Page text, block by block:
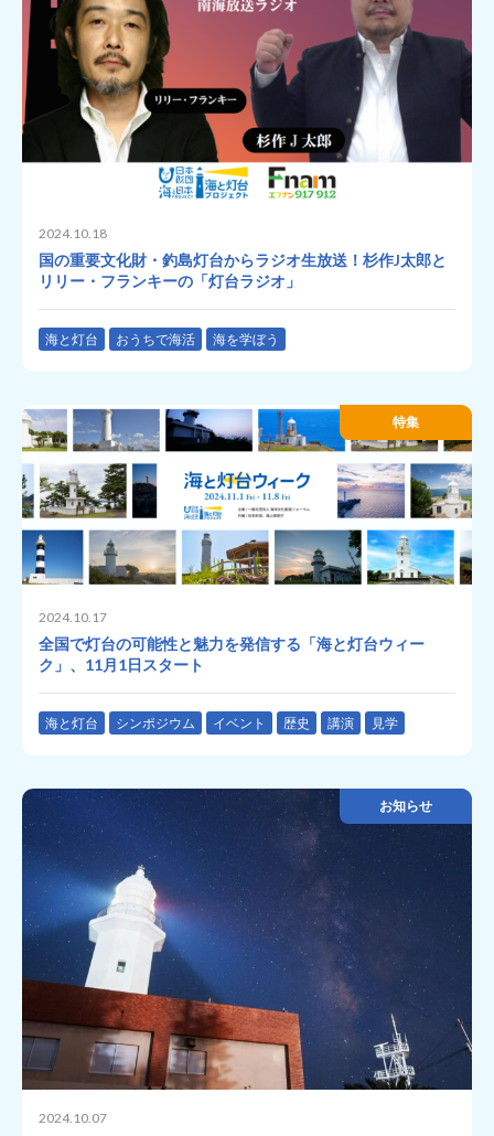
2024.10.18
国の重要文化財・釣島灯台からラジオ生放送！杉作J太郎と
リリー・フランキーの「灯台ラジオ」
海と灯台 おうちで海活 海を学ぼう
特集
2024.10.17
全国で灯台の可能性と魅力を発信する「海と灯台ウィー
ク」、11月1日スタート
海と灯台 シンポジウム イベント 歴史 講演 見学
お知らせ
2024.10.07